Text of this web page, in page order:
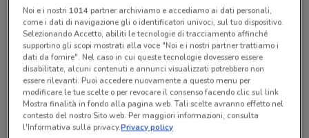
Noi e i nostri 1014partner archiviamo e accediamo ai dati personali,
come i dati di navigazione gli o identificatori univoci, sul tuo dispositivo.
Selezionando Accetto, abiliti le tecnologie di tracciamento affinché
supportino gli scopi mostrati alla voce "Noi e i nostri partner trattiamo i
dati da fornire". Nel caso in cui queste tecnologie dovessero essere
disabilitate, alcuni contenuti e annunci visualizzati potrebbero non
essere rilevanti. Puoi accedere nuovamente a questo menu per
modificare le tue scelte o per revocare il consenso facendo clic sul link
Mostra finalità in fondo alla pagina web. Tali scelte avranno effetto nel
contesto del nostro Sito web. Per maggiori informazioni, consulta
l'Informativa sulla privacy.Privacy policy